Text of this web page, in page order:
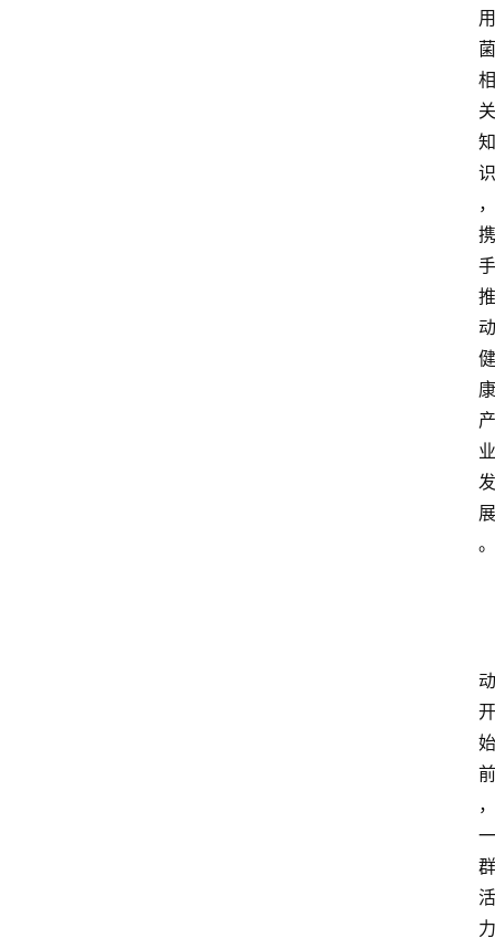
用
菌
相
关
知
识
，
携
手
推
动
健
康
产
业
发
展
。
动
开
始
前
，
一
群
活
力